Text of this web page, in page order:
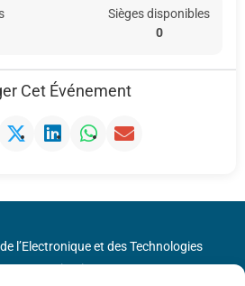
Sièges disponibles
0
Cet Événement
l’Electronique et des Technologies
Communication